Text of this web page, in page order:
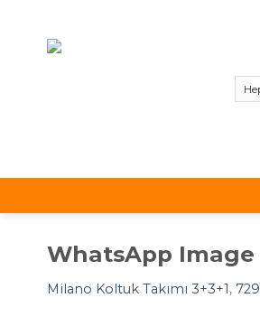
content
WhatsApp Image
Milano Koltuk Takımı 3+3+1,